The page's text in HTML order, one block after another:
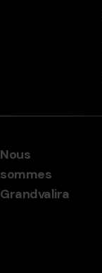
Nous
sommes
Grandvalira